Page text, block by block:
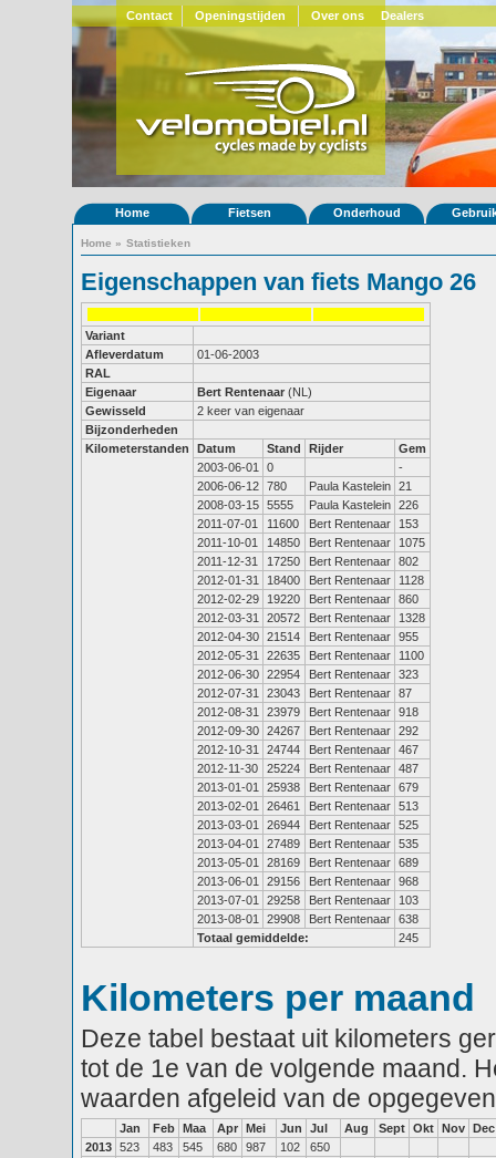
Contact Openingstijden Over ons Dealers
Home Fietsen Onderhoud
Home » Statistieken
Eigenschappen van fiets Mango 26
Variant
Afleverdatum
01-06-2003
RAL
Eigenaar
Bert Rentenaar (NL)
Gewisseld
2 keer van eigenaar
Bijzonderheden
Kilometerstanden
Datum Stand Rijder
Gem
2003-06-01
0
-
2006-06-12 780 Paula Kastelein 21
2008-03-15 5555 Paula Kastelein 226
2011-07-01
11600 Bert Rentenaar
153
2011-10-01
14850 Bert Rentenaar
1075
2011-12-31
17250 Bert Rentenaar 802
2012-01-31
18400 Bert Rentenaar
1128
2012-02-29
19220 Bert Rentenaar 860
2012-03-31
20572 Bert Rentenaar
1328
2012-04-30 21514 Bert Rentenaar 955
2012-05-31
22635 Bert Rentenaar
1100
2012-06-30 22954 Bert Rentenaar 323
2012-07-31
23043 Bert Rentenaar 87
2012-08-31
23979 Bert Rentenaar 918
2012-09-30 24267 Bert Rentenaar 292
2012-10-31
24744 Bert Rentenaar 467
2012-11-30
25224 Bert Rentenaar 487
2013-01-01
25938 Bert Rentenaar 679
2013-02-01
26461 Bert Rentenaar 513
2013-03-01
26944 Bert Rentenaar 525
2013-04-01
27489 Bert Rentenaar 535
2013-05-01
28169 Bert Rentenaar 689
2013-06-01
29156 Bert Rentenaar 968
2013-07-01
29258 Bert Rentenaar
103
2013-08-01
29908 Bert Rentenaar 638
Totaal gemiddelde:
245
Kilometers per maand
Deze tabel bestaat uit kilometers
tot de 1e van de volgende maand.
waarden afgeleid van de
Jan Feb Maa Apr Mei Jun Jul Aug Sept Okt Nov Dec
2013 523 483 545 680 987 102
650